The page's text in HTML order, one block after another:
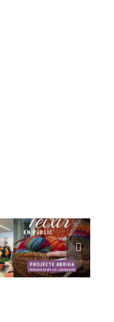
Mundial
de
Tejer